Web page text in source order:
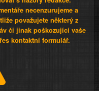
necenzurujeme a
považujete některý z
či jinak poškozující vaše
kontaktní formulář.